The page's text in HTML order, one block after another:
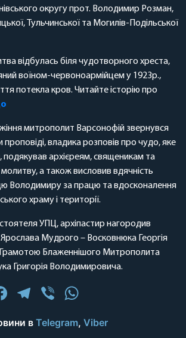
округу прот. Володимир Розман,
Тульчинської та Могилів-Подільської
відбулась біля чудотворного хреста,
воїном-червоноармійцем у 1923р.,
потекла кров. Читайте історію про
митрополит Варсонофій звернувся
проповіді, владика розповів про чудо, яке
подякував архієреям, священикам та
молитву, а також висловив вдячність
Володимиру за працю та вдосконалення
храму і території.
УПЦ, архіпастир нагородив
Мудрого – Восковнюка Георгія
Блаженнішого Митрополита
Григорія Володимировича.
Facebook
Telegram
Viber
в Telegram, Viber